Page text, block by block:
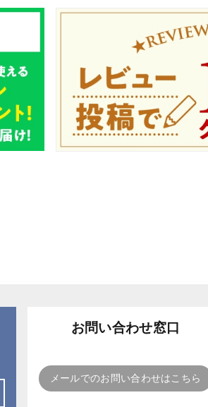
お問い合わせ窓口
メールでのお問い合わせはこちら